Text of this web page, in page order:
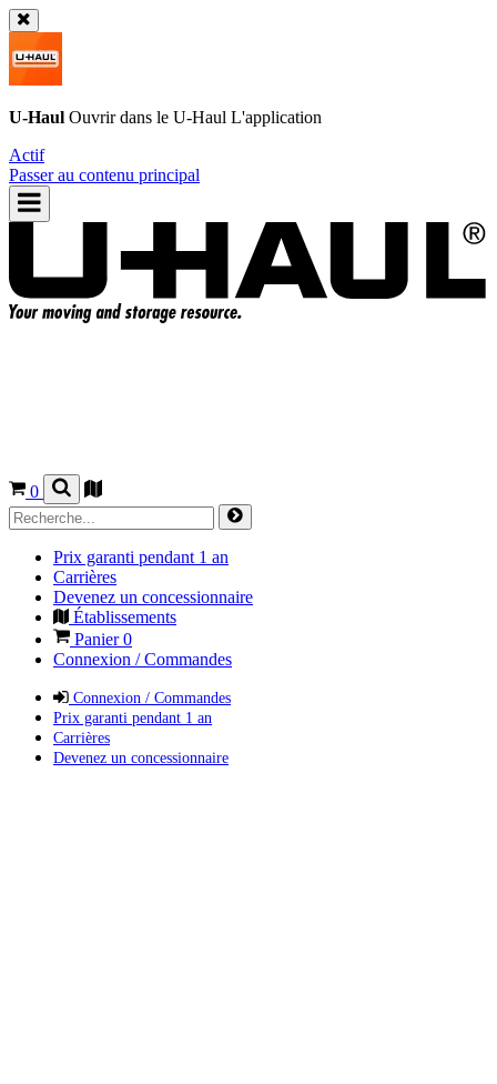
U-Haul Ouvrir dans le U-Haul L'application
Actif
Passer au contenu principal
0
Prix garanti pendant 1 an
Carrières
Devenez un concessionnaire
Établissements
Panier0
Connexion / Commandes
Connexion / Commandes
Prix garanti pendant 1 an
Carrières
Devenez un concessionnaire